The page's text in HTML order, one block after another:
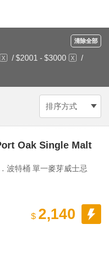
清除全部
/ $2001 - $3000
/
排序方式
Oak Single Malt
波特桶 單一麥芽威士忌
$ 2,140